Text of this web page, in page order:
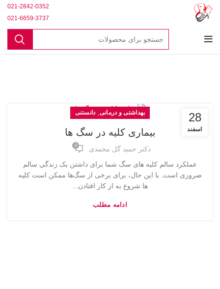
021-2842-0352
021-6659-3737
28
اسفند
بهداشتی و درمانی,دانستنی
بیماری کلیه در سگ ها
دکتر حمید گل محمدی 0
عملکرد سالم کلیه های سگ شما برای داشتن یک زندگی سالم
ضروری است. با این حال، برای برخی از سگ‌ها ممکن است کلیه
ها شروع به از کار افتادن...
ادامه مطلب